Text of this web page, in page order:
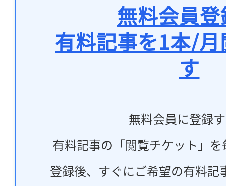
無料会員
有料記事を1本/
す
無料会員に登録
有料記事の「閲覧チケット」
登録後、すぐにご希望の有料記